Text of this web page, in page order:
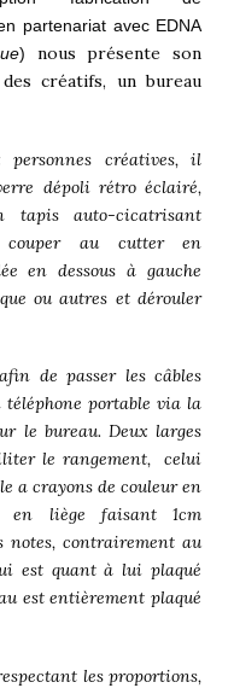
partenariat avec EDNA
)
nous présente son
créatifs, un bureau
créatives, il
dépoli rétro éclairé,
tapis auto-cicatrisant
couper au cutter en
en dessous à gauche
ou autres et dérouler
de passer les câbles
téléphone portable via la
le bureau. Deux larges
le rangement, celui
a crayons de couleur en
en liège faisant 1cm
notes, contrairement au
est quant à lui plaqué
est entièrement plaqué
les proportions,